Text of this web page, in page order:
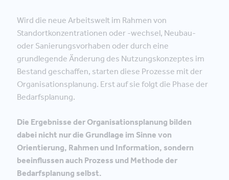
Wird die neue Arbeitswelt im Rahmen von
Standortkonzentrationen oder -wechsel, Neubau-
oder Sanierungsvorhaben oder durch eine
grundlegende Änderung des Nutzungskonzeptes im
Bestand geschaffen, starten diese Prozesse mit der
Organisationsplanung. Erst auf sie folgt die Phase der
Bedarfsplanung.
Die Ergebnisse der Organisationsplanung bilden
dabei nicht nur die Grundlage im Sinne von
Orientierung, Rahmen und Information, sondern
beeinflussen auch Prozess und Methode der
Bedarfsplanung selbst.